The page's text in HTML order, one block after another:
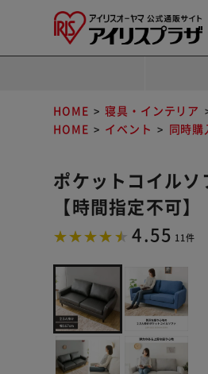
HOME 寝具・インテリア
HOME
イベント 同時
ポケットコイルソ
【時間指定不可】
4.55 11件